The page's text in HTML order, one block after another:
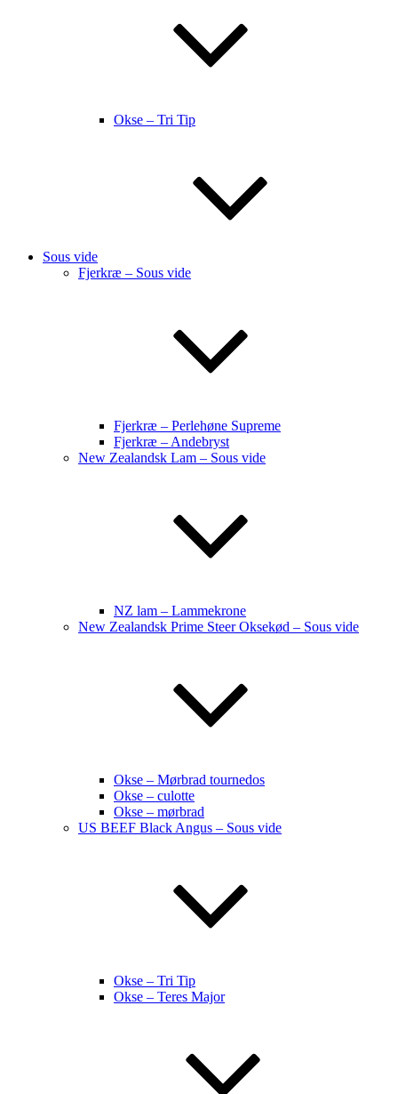
Okse – Tri Tip
Sous vide
Fjerkræ – Sous vide
Fjerkræ – Perlehøne Supreme
Fjerkræ – Andebryst
New Zealandsk Lam – Sous vide
NZ lam – Lammekrone
New Zealandsk Prime Steer Oksekød – Sous vide
Okse – Mørbrad tournedos
Okse – culotte
Okse – mørbrad
US BEEF Black Angus – Sous vide
Okse – Tri Tip
Okse – Teres Major